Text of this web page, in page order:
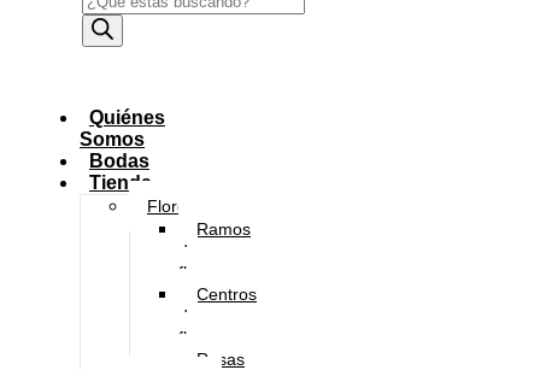
Quiénes
Somos
Bodas
Tienda
Flores
Ramos
de
flores
Centros
de
flores
Rosas